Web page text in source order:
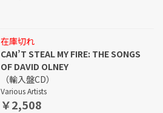
在庫切れ
CAN’T STEAL MY FIRE: THE SONGS
OF DAVID OLNEY
（輸入盤CD）
Various Artists
￥2,508